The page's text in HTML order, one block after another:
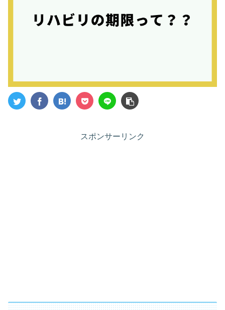
スポンサーリンク